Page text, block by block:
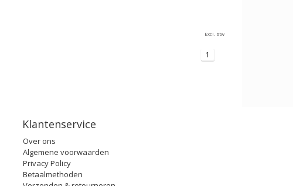
Excl. btw
1
Klantenservice
Over ons
Algemene voorwaarden
Privacy Policy
Betaalmethoden